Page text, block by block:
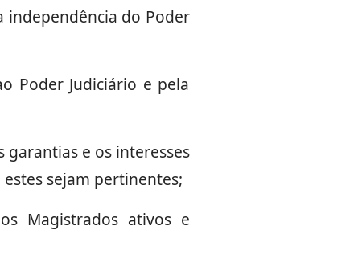
independência do Poder
Poder Judiciário e pela
e os interesses
sejam pertinentes;
Magistrados ativos e